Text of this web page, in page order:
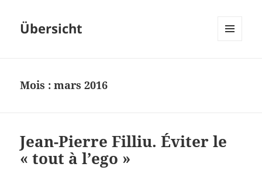
Übersicht
Mois :mars 2016
Jean-Pierre Filliu. Éviter le
« tout à l’ego »